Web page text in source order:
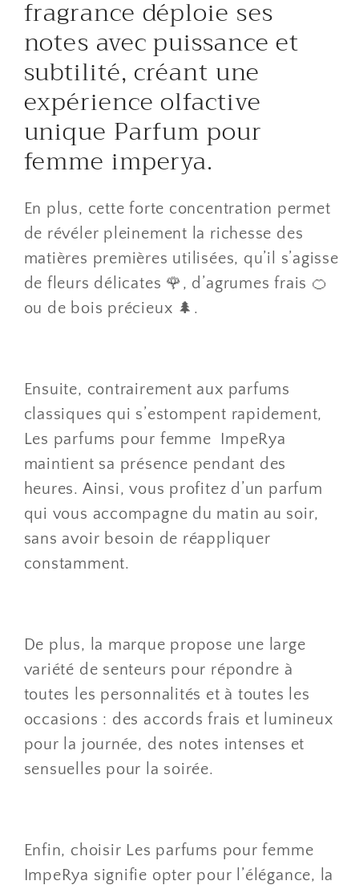
fragrance déploie ses
notes avec puissance et
subtilité, créant une
expérience olfactive
unique Parfum pour
femme imperya.
En plus, cette forte concentration permet
de révéler pleinement la richesse des
matières premières utilisées, qu’il s’agisse
de fleurs délicates 🌹, d’agrumes frais 🍊
ou de bois précieux 🌲.
Ensuite, contrairement aux parfums
classiques qui s’estompent rapidement,
Les parfums pour femme ImpeRya
maintient sa présence pendant des
heures. Ainsi, vous profitez d’un parfum
qui vous accompagne du matin au soir,
sans avoir besoin de réappliquer
constamment.
De plus, la marque propose une large
variété de senteurs pour répondre à
toutes les personnalités et à toutes les
occasions : des accords frais et lumineux
pour la journée, des notes intenses et
sensuelles pour la soirée.
Enfin, choisir Les parfums pour femme
ImpeRya signifie opter pour l’élégance, la